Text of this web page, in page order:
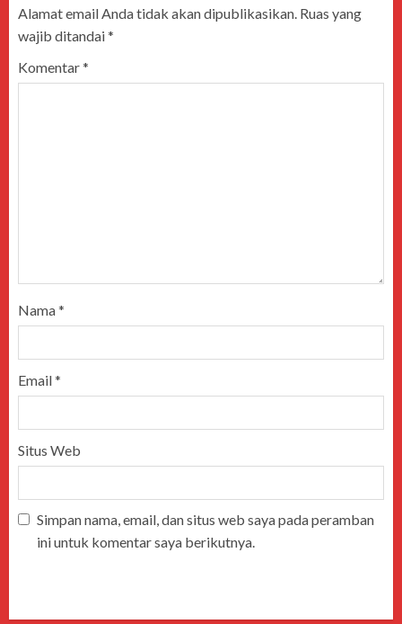
Alamat email Anda tidak akan dipublikasikan. Ruas yang
wajib ditandai*
Komentar*
Nama*
Email*
Situs Web
Simpan nama, email, dan situs web saya pada peramban
ini untuk komentar saya berikutnya.